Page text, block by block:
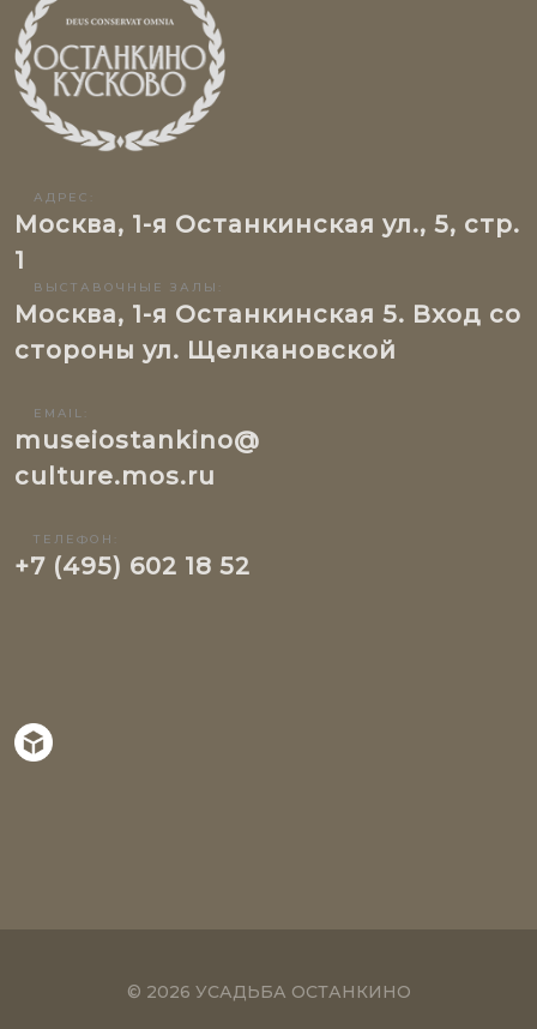
АДРЕС:
Москва, 1-я Останкинская ул., 5, стр.
1
ВЫСТАВОЧНЫЕ ЗАЛЫ:
Москва, 1-я Останкинская 5. Вход со
стороны ул. Щелкановской
EMAIL:
museiostankino@
culture.mos.ru
ТЕЛЕФОН:
+7 (495) 602 18 52
© 2026 УСАДЬБА ОСТАНКИНО